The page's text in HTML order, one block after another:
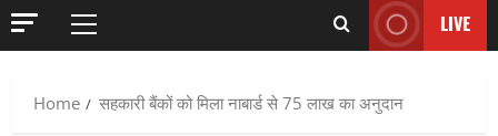
Primary
LIVE
Home सहकारी बैंकों को मिला नाबार्ड से 75 लाख का अनुदान